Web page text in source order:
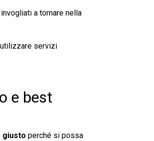
a tornare nella
servizi
e best
giusto perché si possa